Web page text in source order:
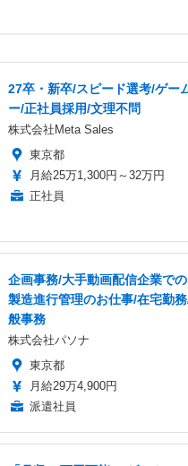
27卒・新卒/スピード選考/ゲー
ー/正社員採用/文理不問
株式会社Meta Sales
東京都
月給25万1,300円～32万円
正社員
企画事務/大手動画配信企業で
製造進行管理のお仕事/在宅勤
般事務
株式会社パソナ
東京都
月給29万4,900円
派遣社員